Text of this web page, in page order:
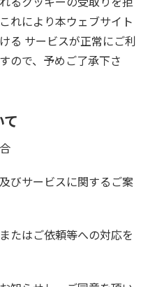
れにより本ウェブサイト
る サービスが正常にご利
ので、予めご了承下さ
びサービスに関するご案
たはご依頼等への対応を